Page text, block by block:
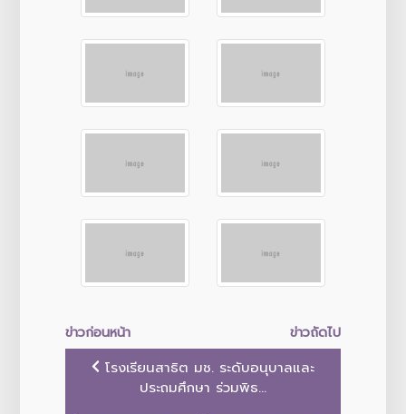
ข่าวก่อนหน้า
ข่าวถัดไป
โรงเรียนสาธิต มช. ระดับอนุบาลและ
ประถมศึกษา ร่วมพิธ...